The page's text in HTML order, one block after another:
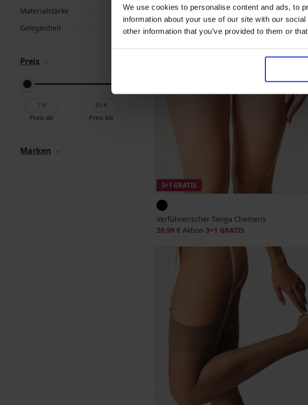
We use cookies to personalise content and ads, to
information about your use of our site with our
other information that you’ve provided to them or
Materialstärke
Gelegenheit
Preis
Preis ab Preis bis
Marken
3+1 GRATIS
Verführerischer Tanga Chemeris
20,99 € Aktion 3+1 GRATIS